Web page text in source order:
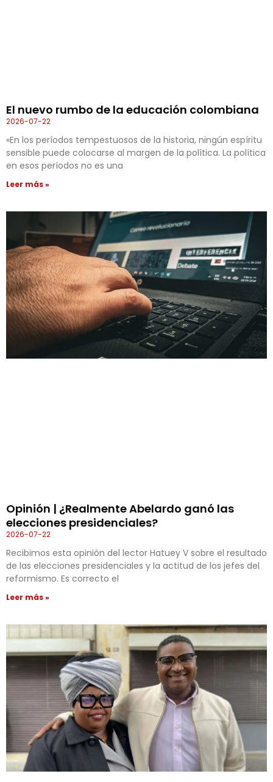
El nuevo rumbo de la educación colombiana
2026-07-22
«En los períodos tempestuosos de la historia, ningún espíritu
sensible puede colocarse al margen de la política. La política
en esos períodos no es una
Leer más »
Opinión | ¿Realmente Abelardo ganó las
elecciones presidenciales?
2026-07-22
Recibimos esta opinión del lector Hatuey V sobre el resultado
de las elecciones presidenciales y la actitud de los jefes del
reformismo. Es correcto el
Leer más »